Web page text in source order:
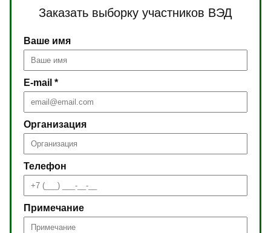
Заказать выборку участников ВЭД
Ваше имя
E-mail *
Организация
Телефон
Примечание